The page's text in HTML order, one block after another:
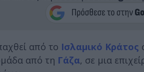
από το Ισλαμικό Κράτος
από τη Γάζα, σε μια